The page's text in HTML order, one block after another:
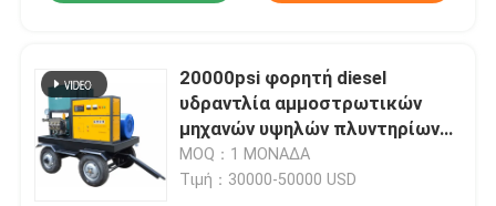
20000psi φορητή diesel
υδραντλία αμμοστρωτικών
μηχανών υψηλών πλυντηρίων
καθαρότερη υδρο
MOQ：1 ΜΟΝΑΔΑ
Τιμή：30000-50000 USD